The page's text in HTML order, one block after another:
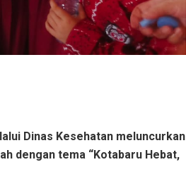
Dinas Kesehatan meluncurkan
dengan tema “Kotabaru Hebat,